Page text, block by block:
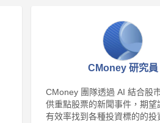
CMoney 研究員
CMoney 團隊透過 AI 結合股
供重點股票的新聞事件，期望
有效率找到各種投資標的的投